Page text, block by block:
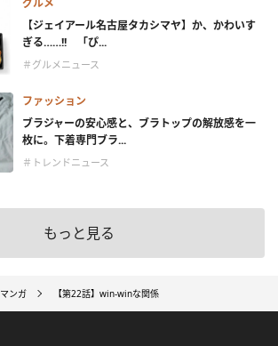
グルメ
【ジェイアール名古屋タカシマヤ】か、かわいす
ぎる……!! 「ぴ...
＃グルメニュース
ファッション
ブラジャーの安心感と、ブラトップの解放感を一
枚に。下着専門ブラ...
＃トレンドニュース
もっと見る
マンガ 【第22話】win-winな関係